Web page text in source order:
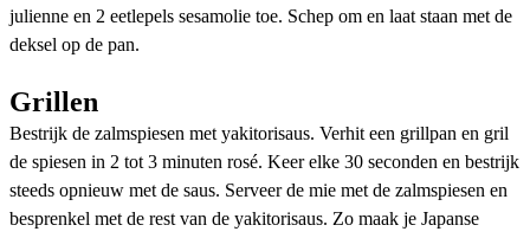
julienne en 2 eetlepels sesamolie toe. Schep om en laat staan met de
deksel op de pan.
Grillen
Bestrijk de zalmspiesen met yakitorisaus. Verhit een grillpan en gril
de spiesen in 2 tot 3 minuten rosé. Keer elke 30 seconden en bestrijk
steeds opnieuw met de saus. Serveer de mie met de zalmspiesen en
besprenkel met de rest van de yakitorisaus. Zo maak je Japanse